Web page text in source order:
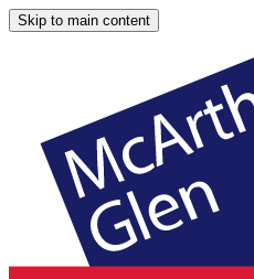
Skip to main content